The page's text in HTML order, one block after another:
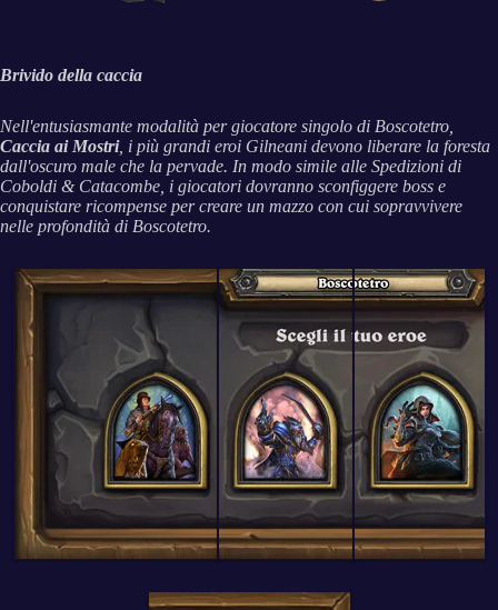
Brivido della caccia
Nell'entusiasmante modalità per giocatore singolo di Boscotetro
Caccia ai Mostri, i più grandi eroi Gilneani devono liberare la foresta
dall'oscuro male che la pervade. In modo simile alle Spedizioni di
Coboldi & Catacombe , i giocatori dovranno sconfiggere boss e
conquistare ricompense per creare un mazzo con cui sopravvivere
nelle profondità di Boscotetro.